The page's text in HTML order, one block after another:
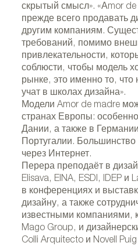
скрытый смысл». «Аmor
прежде всего продавать
другим компаниям.
требований, помимо
привлекательности,
соблюсти, чтобы модель
рынке, это именно то, что
учат в школах дизайна».
Модели Amor de madre
странах Европы:
Дании, а также в
Португалии. Большинство
через Интернет.
Перера преподаёт в
Elisava, EINA, ESDI, IDEP и
в конференциях и
дизайну, а также
известными компаниями,
Mago Group, и
Colli Arquitecto и Novell Puig